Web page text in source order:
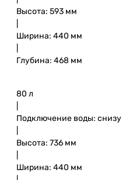
Высота: 593 мм
Ширина: 440 мм
Глубина: 468 мм
80 л
Подключение воды: снизу
Высота: 736 мм
Ширина: 440 мм